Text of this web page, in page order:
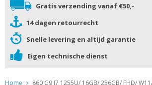
Gratis verzending vanaf €50,-
14 dagen retourrecht
Snelle levering en altijd garantie
Eigen technische dienst
Home 860 G9 I7 1255U/ 16GB/ 256GB/ FHD/